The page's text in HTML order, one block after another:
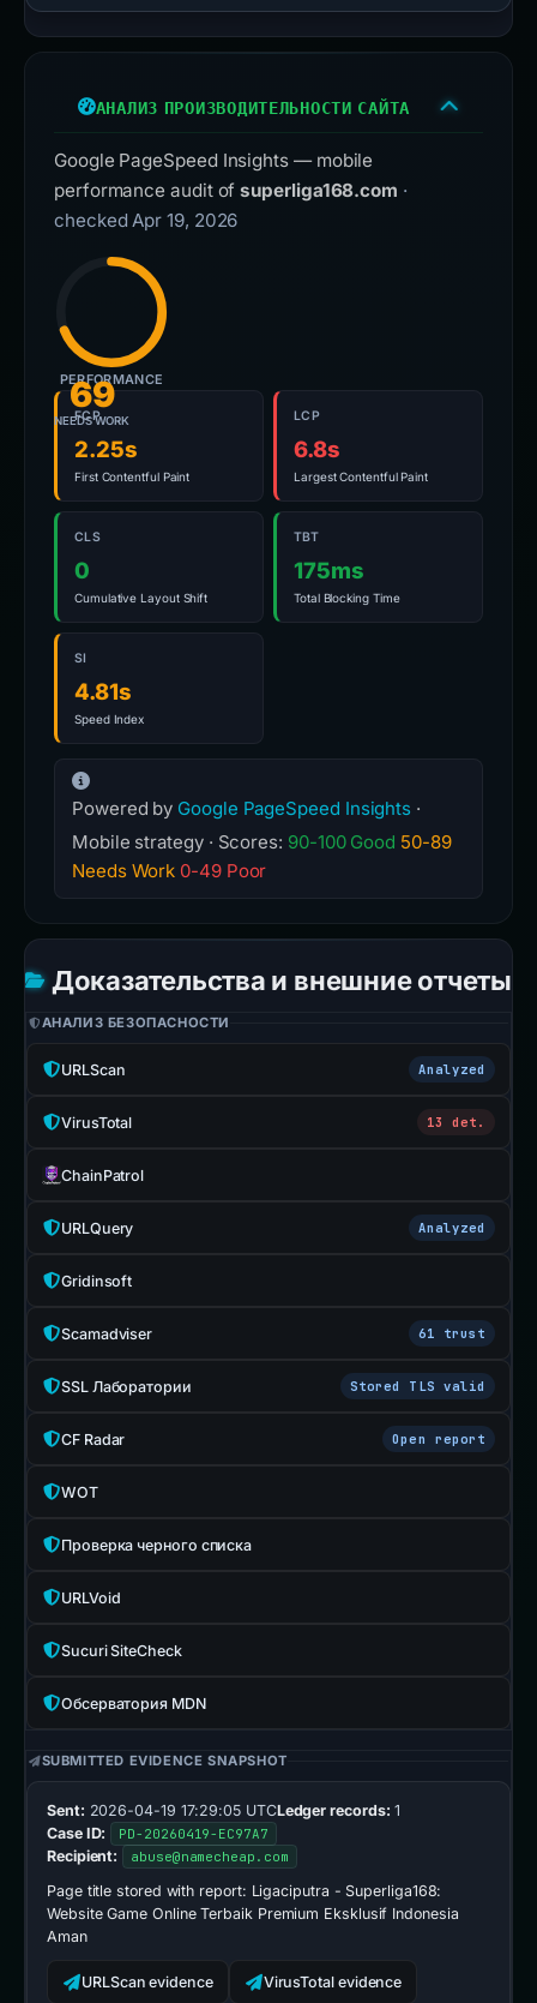
АНАЛИЗ ПРОИЗВОДИТЕЛЬНОСТИ САЙТА
Google PageSpeed Insights — mobile
performance audit ofsuperliga168.com ·
checked Apr 19, 2026
69
NEEDS WORK
PERFORMANCE
FCP
2.25s
First Contentful Paint
LCP
6.8s
Largest Contentful Paint
CLS
0
Cumulative Layout Shift
TBT
175ms
Total Blocking Time
SI
4.81s
Speed Index
Powered by Google PageSpeed Insights ·
Mobile strategy · Scores: 90-100 Good 50-89
Needs Work 0-49 Poor
Доказательства и внешние отчеты
АНАЛИЗ БЕЗОПАСНОСТИ
URLScan Analyzed
VirusTotal 13 det.
ChainPatrol
URLQuery Analyzed
Gridinsoft
Scamadviser 61 trust
SSL Лаборатории Stored TLS valid
CF Radar Open report
WOT
Проверка черного списка
URLVoid
Sucuri SiteCheck
Обсерватория MDN
SUBMITTED EVIDENCE SNAPSHOT
Sent: 2026-04-19 17:29:05 UTCLedger records: 1
Case ID:
PD-20260419-EC97A7
Recipient: abuse@namecheap.com
Page title stored with report: Ligaciputra - Superliga168:
Website Game Online Terbaik Premium Eksklusif Indonesia
Aman
URLScan evidence VirusTotal evidence